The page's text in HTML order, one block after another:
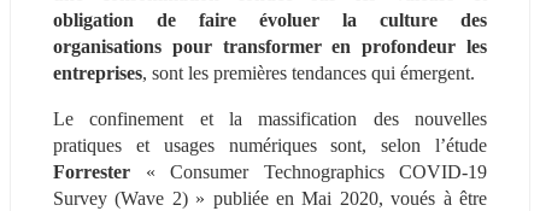
obligation de faire évoluer la culture des
organisations pour transformer en profondeur les
entreprises, sont les premières tendances qui émergent.
Le confinement et la massification des nouvelles
Forrester « Consumer Technographics COVID-19
Survey (Wave 2) » publiée en Mai 2020, voués à être